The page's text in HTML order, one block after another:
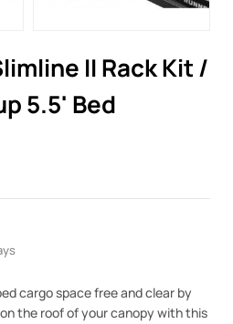
II Rack Kit /
5.5' Bed
cargo space free and clear by
the roof of your canopy with this